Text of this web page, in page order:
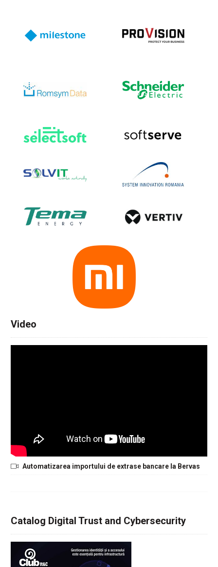
Video
Automatizarea importului de extrase bancare la Bervas
Catalog Digital Trust and Cybersecurity